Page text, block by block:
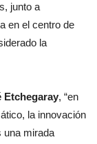
junto a
en el centro de
la
Etchegaray, “en
la innovación
una mirada